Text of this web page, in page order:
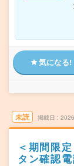
気になる!
未読 掲載日
＜期間限
タン確認